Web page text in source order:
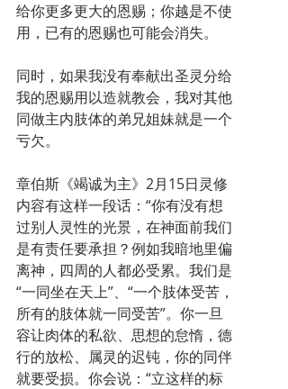
给你更多更大的恩赐；你越是不使
用，已有的恩赐也可能会消失。
同时，如果我没有奉献出圣灵分给
我的恩赐用以造就教会，我对其他
同做主内肢体的弟兄姐妹就是一个
亏欠。
章伯斯《竭诚为主》2月15日灵修
内容有这样一段话：“你有没有想
过别人灵性的光景，在神面前我们
是有责任要承担？例如我暗地里偏
离神，四周的人都必受累。我们是
“一同坐在天上”、“一个肢体受苦，
所有的肢体就一同受苦”。你一旦
容让肉体的私欲、思想的怠惰，德
行的放松、属灵的迟钝，你的同伴
就要受损。你会说：“立这样的标